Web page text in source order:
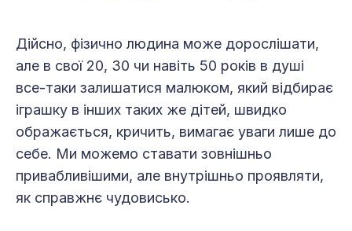
Дійсно, фізично людина може дорослішати,
але в свої 20, 30 чи навіть 50 років в душі
все-таки залишатися малюком, який відбирає
іграшку в інших таких же дітей, швидко
ображається, кричить, вимагає уваги лише до
себе. Ми можемо ставати зовнішньо
привабливішими, але внутрішньо проявляти,
як справжнє чудовисько.